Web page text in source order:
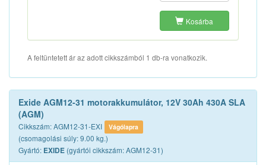
Kosárba
A feltüntetett ár az adott cikkszámból 1 db-ra vonatkozik.
Exide AGM12-31 motorakkumulátor, 12V 30Ah 430A SLA
(AGM)
Cikkszám: AGM12-31-EXI Vágólapra
(csomagolási súly: 9.00 kg.)
Gyártó: EXIDE (gyártói cikkszám: AGM12-31)